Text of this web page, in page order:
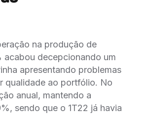
na produção de
decepcionando um
apresentando problemas
qualidade ao portfólio. No
anual, mantendo a
sendo que o 1T22 já havia